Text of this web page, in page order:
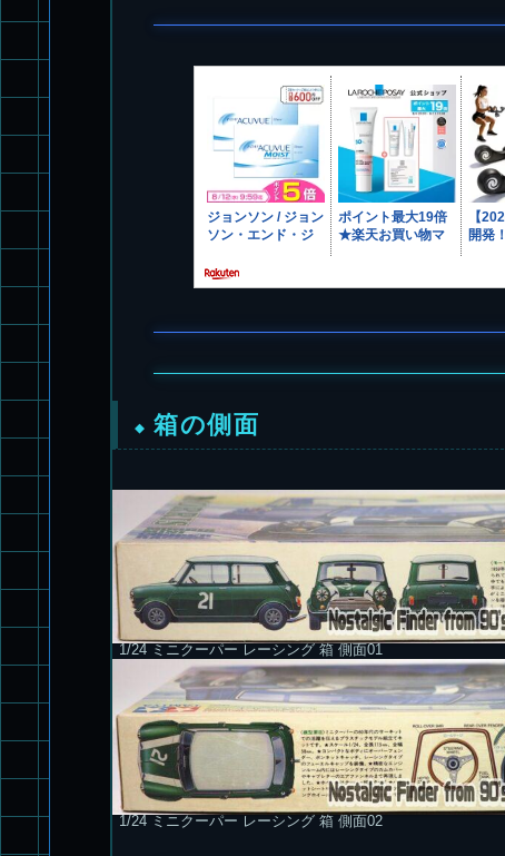
箱の側面
1/24 ミニクーパー レーシング 箱 側面01
1/24 ミニクーパー レーシング 箱 側面02